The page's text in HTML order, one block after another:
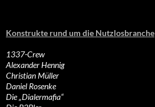
Konstrukte rund um die Nutzlosbranche
1337-Crew
Alexander Hennig
Christian Müller
Daniel Rosenke
Die „Dialermafia“